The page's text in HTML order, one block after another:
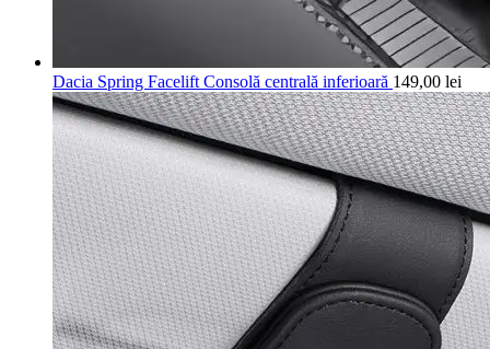
Dacia Spring Facelift Consolă centrală inferioară 149,00 lei